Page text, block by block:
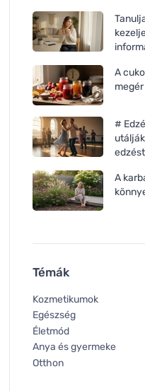
Ecoalf Princealf knit
sneakers man black
A
#
edzést
A
Témák
Kozmetikumok
Egészség
Életmód
Anya és gyermeke
Otthon